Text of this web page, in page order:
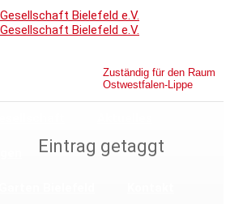
Zuständig für den Raum
Ostwestfalen-Lippe
Eintrag getaggt